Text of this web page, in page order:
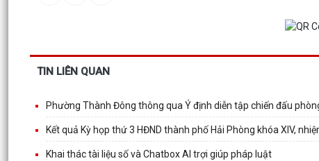
TIN LIÊN QUAN
Phường Thành Đông thông qua Ý định diễn tập chiến đấu
Kết quả Kỳ họp thứ 3 HĐND thành phố Hải Phòng khóa XIV,
Khai thác tài liệu số và Chatbox AI trợi giúp pháp luật